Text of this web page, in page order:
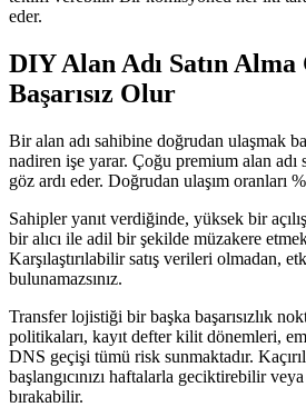
eder.
DIY Alan Adı Satın Alma
Başarısız Olur
Bir alan adı sahibine doğrudan ulaşmak
nadiren işe yarar. Çoğu premium alan adı
göz ardı eder. Doğrudan ulaşım oranları
Sahipler yanıt verdiğinde, yüksek bir
bir alıcı ile adil bir şekilde müzakere
Karşılaştırılabilir satış verileri olmadan,
bulunamazsınız.
Transfer lojistiği bir başka başarısızlık
politikaları, kayıt defter kilit dönemleri,
DNS geçişi tümü risk sunmaktadır.
başlangıcınızı haftalarla geciktirebilir
bırakabilir.